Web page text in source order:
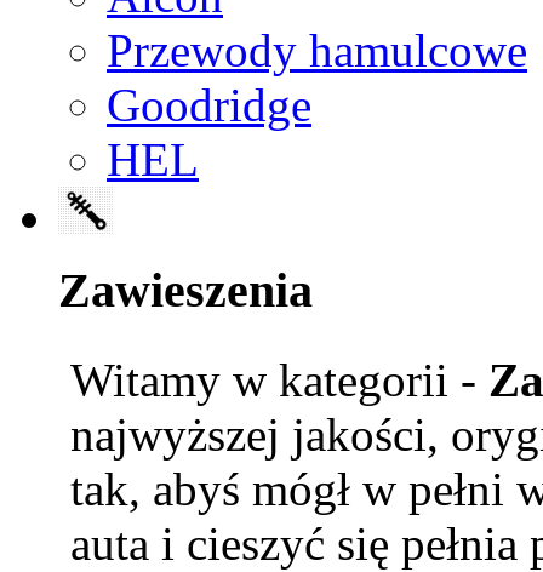
Przewody hamulcowe
Goodridge
HEL
Zawieszenia
Witamy w kategorii -
najwyższej jakości,
tak, abyś mógł w pełni
auta i cieszyć się